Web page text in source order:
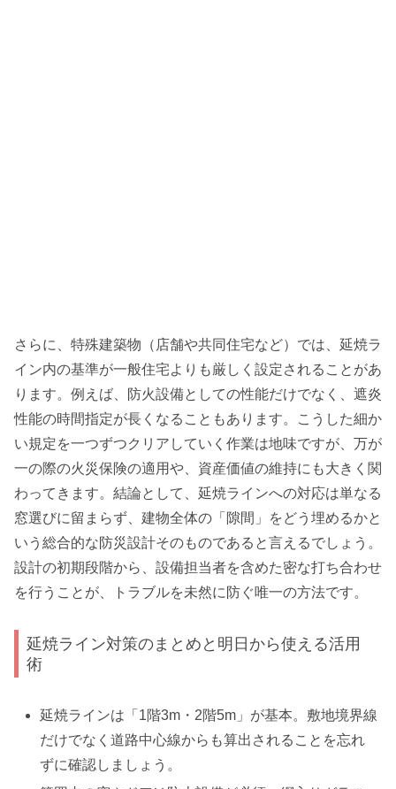
さらに、特殊建築物（店舗や共同住宅など）では、延焼ラ
イン内の基準が一般住宅よりも厳しく設定されることがあ
ります。例えば、防火設備としての性能だけでなく、遮炎
性能の時間指定が長くなることもあります。こうした細か
い規定を一つずつクリアしていく作業は地味ですが、万が
一の際の火災保険の適用や、資産価値の維持にも大きく関
わってきます。結論として、延焼ラインへの対応は単なる
窓選びに留まらず、建物全体の「隙間」をどう埋めるかと
いう総合的な防災設計そのものであると言えるでしょう。
設計の初期段階から、設備担当者を含めた密な打ち合わせ
を行うことが、トラブルを未然に防ぐ唯一の方法です。
延焼ライン対策のまとめと明日から使える活用
術
延焼ラインは「1階3m・2階5m」が基本。敷地境界線
だけでなく道路中心線からも算出されることを忘れ
ずに確認しましょう。